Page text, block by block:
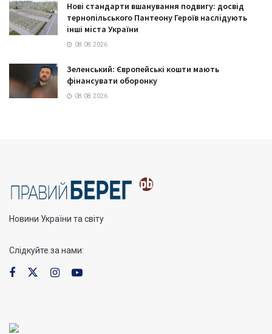
Нові стандарти вшанування подвигу: досвід
тернопільського Пантеону Героїв наслідують
інші міста України
08.08.2026
Зеленський: Європейські кошти мають
фінансувати оборонку
08.08.2026
Новини України та світу
Слідкуйте за нами: